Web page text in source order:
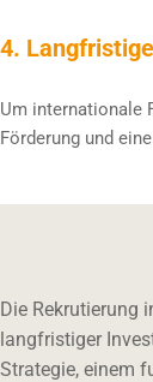
4.
Um internationale
Förderung und
Die Rekrutierung
langfristiger
Strategie, einem